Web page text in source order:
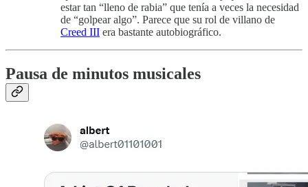
estar tan “lleno de rabia” que tenía a veces la necesidad
de “golpear algo”. Parece que su rol de villano de
Creed III era bastante autobiográfico.
Pausa de minutos musicales